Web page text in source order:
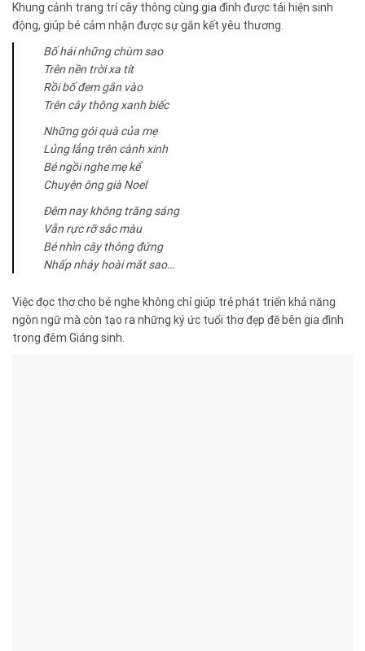
Khung cảnh trang trí cây thông cùng gia đình được tái hiện sinh
động, giúp bé cảm nhận được sự gắn kết yêu thương.
Bố hái những chùm sao
Trên nền trời xa tít
Rồi bố đem gắn vào
Trên cây thông xanh biếc
Những gói quà của mẹ
Lủng lẳng trên cành xinh
Bé ngồi nghe mẹ kể
Chuyện ông già Noel
Đêm nay không trăng sáng
Vẫn rực rỡ sắc màu
Bé nhìn cây thông đứng
Nhấp nháy hoài mắt sao…
Việc đọc thơ cho bé nghe không chỉ giúp trẻ phát triển khả năng
ngôn ngữ mà còn tạo ra những ký ức tuổi thơ đẹp đẽ bên gia đình
trong đêm Giáng sinh.